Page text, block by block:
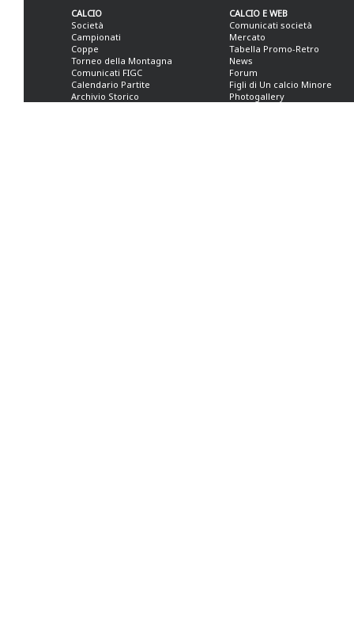
CALCIO
Società
Campionati
Coppe
Torneo della Montagna
Comunicati FIGC
Calendario Partite
Archivio Storico
CALCIO E WEB
Comunicati società
Mercato
Tabella Promo-Retro
News
Forum
Figli di Un calcio Minore
Photogallery